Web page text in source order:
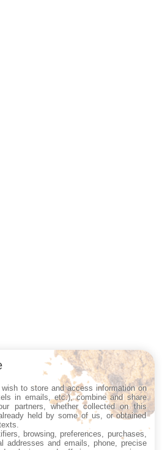
wish to store and access information on
in emails, etc.), combine and share
partners, whether collected on this
held by some of us, or obtained
browsing, preferences, purchases,
addresses and emails, phone, precise